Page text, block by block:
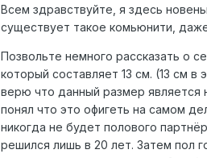
Всем здравствуйте, я здесь
существует такое комьюнити,
Позвольте немного рассказать о
который составляет 13 см. (13 см
верю что данный размер является
понял что это офигеть на самом
никогда не будет полового
решился лишь в 20 лет. Затем пол